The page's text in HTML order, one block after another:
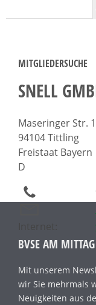
MITGLIEDERSUCHE
SNELL
Maseringer Str.
94104 Tittling
Freistaat Bayern
D
BVSE AM MITTAG
Mit unserem
wir Sie mehrmals
Neuigkeiten aus